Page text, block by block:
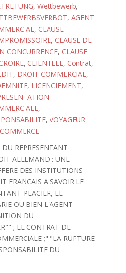
, Wettbewerb,
, AGENT
, CLAUSE
, CLAUSE DE
CONCURRENCE, CLAUSE
, CLIENTELE, Contrat,
, DROIT COMMERCIAL,
, LICENCIEMENT,
,
, VOYAGEUR
REPRESENTANT
ALLEMAND : UNE
DES INSTITUTIONS
FRANCAIS A SAVOIR LE
PLACIER, LE
OU BIEN L'AGENT
DU
; LE CONTRAT DE
;" "LA RUPTURE
DU